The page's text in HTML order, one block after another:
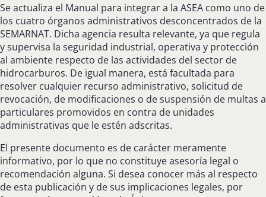
Se actualiza el Manual para integrar a la ASEA como uno de
los cuatro órganos administrativos desconcentrados de la
SEMARNAT. Dicha agencia resulta relevante, ya que regula
y supervisa la seguridad industrial, operativa y protección
al ambiente respecto de las actividades del sector de
hidrocarburos. De igual manera, está facultada para
resolver cualquier recurso administrativo, solicitud de
revocación, de modificaciones o de suspensión de multas a
particulares promovidos en contra de unidades
administrativas que le estén adscritas.
El presente documento es de carácter meramente
informativo, por lo que no constituye asesoría legal o
recomendación alguna. Si desea conocer más al respecto
de esta publicación y de sus implicaciones legales, por